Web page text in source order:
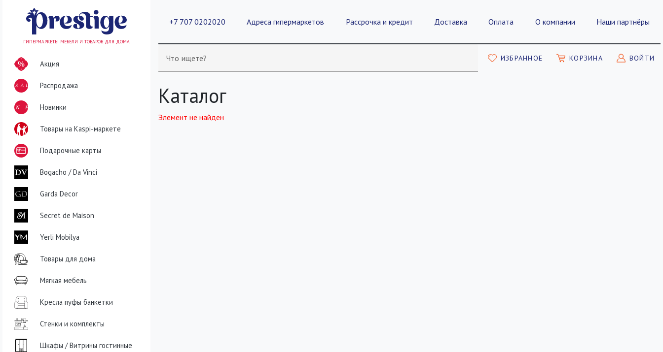
+7 707 0202020 Адреса гипермаркетов Рассрочка и кредит Доставка Оплата О компании Наши партнёры
Что ищете? ИЗБРАННОЕ КОРЗИНА ВОЙТИ
ГИПЕРМАРКЕТЫ МЕБЕЛИ И ТОВАРОВ ДЛЯ ДОМА
Акция
SALE Распродажа
NEWНовинки
Товары на Kaspi-маркете
Подарочные карты
Bogacho / Da Vinci
Garda Decor
Secret de Maison
Yerli Mobilya
Товары для дома
Мягкая мебель
Кресла пуфы банкетки
Стенки и комплекты
Шкафы / Витрины гостинные
Каталог
Элемент не найден